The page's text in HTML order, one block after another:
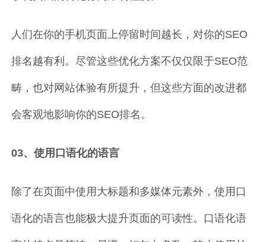
人们在你的手机页面上停留时间越长，对你的SEO
排名越有利。尽管这些优化方案不仅仅限于SEO范
畴，也对网站体验有所提升，但这些方面的改进都
会客观地影响你的SEO排名。
03、使用口语化的语言
除了在页面中使用大标题和多媒体元素外，使用口
语化的语言也能极大提升页面的可读性。口语化语